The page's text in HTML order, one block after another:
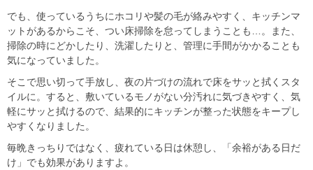
でも、使っているうちにホコリや髪の毛が絡みやすく、キッチンマ
ットがあるからこそ、つい床掃除を怠ってしまうことも…。また、
掃除の時にどかしたり、洗濯したりと、管理に手間がかかることも
気になっていました。
そこで思い切って手放し、夜の片づけの流れで床をサッと拭くスタ
イルに。すると、敷いているモノがない分汚れに気づきやすく、気
軽にサッと拭けるので、結果的にキッチンが整った状態をキープし
やすくなりました。
毎晩きっちりではなく、疲れている日は休憩し、「余裕がある日だ
け」でも効果がありますよ。